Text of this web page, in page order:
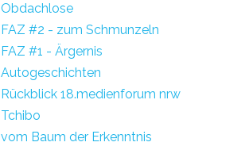
Obdachlose
FAZ #2 - zum Schmunzeln
FAZ #1 - Ärgernis
Autogeschichten
Rückblick 18.medienforum nrw
Tchibo
vom Baum der Erkenntnis